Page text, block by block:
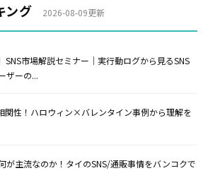
ング 2026-08-09更新
SNS市場解説セミナー｜実行動ログから見るSNS
ザーの...
関性！ハロウィン×バレンタイン事例から理解を
が主流なのか！タイのSNS/通販事情をバンコクで